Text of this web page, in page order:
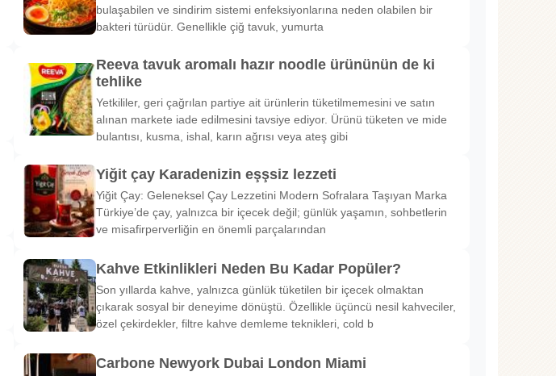
bulaşabilen ve sindirim sistemi enfeksiyonlarına neden olabilen bir
bakteri türüdür. Genellikle çiğ tavuk, yumurta
Reeva tavuk aromalı hazır noodle ürününün de ki
tehlike
Yetkililer, geri çağrılan partiye ait ürünlerin tüketilmemesini ve satın
alınan markete iade edilmesini tavsiye ediyor. Ürünü tüketen ve mide
bulantısı, kusma, ishal, karın ağrısı veya ateş gibi
Yiğit çay Karadenizin eşşsiz lezzeti
Yiğit Çay: Geleneksel Çay Lezzetini Modern Sofralara Taşıyan Marka
Türkiye’de çay, yalnızca bir içecek değil; günlük yaşamın, sohbetlerin
ve misafirperverliğin en önemli parçalarından
Kahve Etkinlikleri Neden Bu Kadar Popüler?
Son yıllarda kahve, yalnızca günlük tüketilen bir içecek olmaktan
çıkarak sosyal bir deneyime dönüştü. Özellikle üçüncü nesil kahveciler,
özel çekirdekler, filtre kahve demleme teknikleri, cold b
Carbone Newyork Dubai London Miami